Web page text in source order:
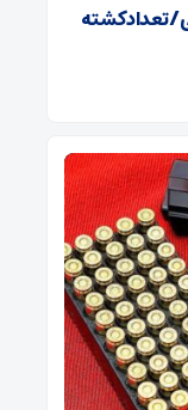
تعداد کشته